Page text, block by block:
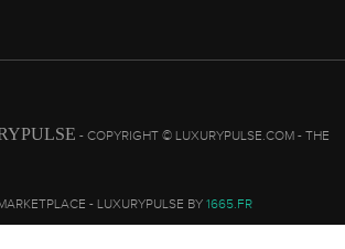
- COPYRIGHT © LUXURYPULSE.COM - THE
- LUXURYPULSE BY 1665.FR